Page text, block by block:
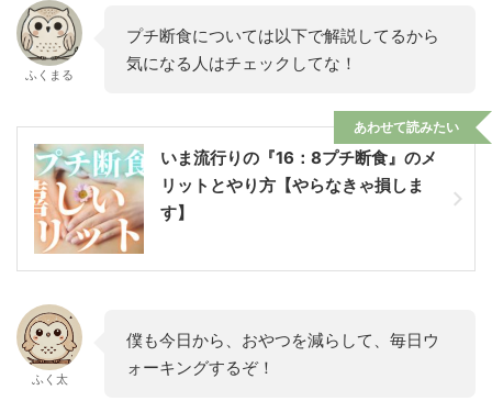
ふくまる
プチ断食については以下で解説してるから
気になる人はチェックしてな！
いま流行りの『16：8プチ断食』のメ
リットとやり方【やらなきゃ損しま
す】
あわせて読みたい
ふく太
僕も今日から、おやつを減らして、毎日ウ
ォーキングするぞ！